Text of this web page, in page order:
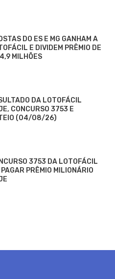
DO ES E MG GANHAM A
E DIVIDEM PRÊMIO DE
MILHÕES
DA LOTOFÁCIL
CONCURSO 3753 E
(04/08/26)
3753 DA LOTOFÁCIL
PRÊMIO MILIONÁRIO